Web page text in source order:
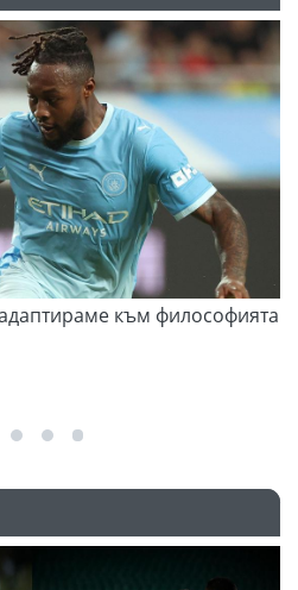
към философията